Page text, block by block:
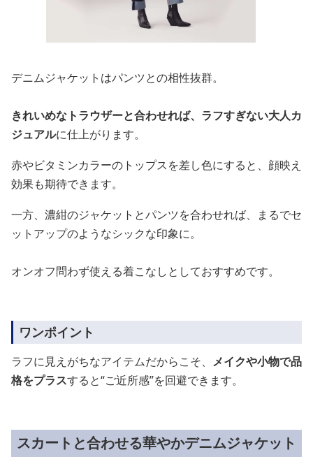
デニムジャケットはパンツとの相性抜群。
きれいめなトラウザーと合わせれば、ラフすぎない大人カ
ジュアルに仕上がります。
赤やビタミンカラーのトップスを差し色にすると、顔映え
効果も期待できます。
一方、濃紺のジャケットとパンツを合わせれば、まるでセ
ットアップのようなシックな印象に。
オンオフ問わず使える着こなしとしておすすめです。
ワンポイント
ラフに見えがちなアイテムだからこそ、 メイクや小物で品
格をプラスすると“ご近所感”を回避できます。
スカートと合わせる華やかデニムジャケット